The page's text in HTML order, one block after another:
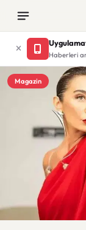
Haberleri
Magazin